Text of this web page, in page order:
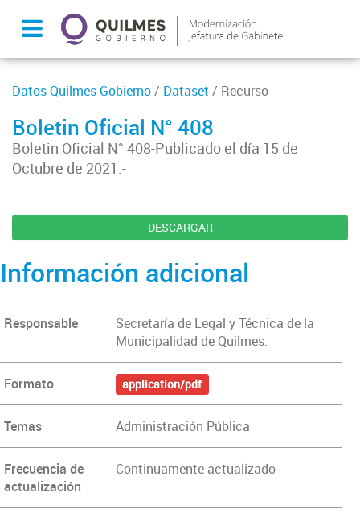
Datos Quilmes Gobierno/ Dataset / Recurso
Boletin Oficial N° 408
Boletin Oficial N° 408-Publicado el día 15 de
Octubre de 2021.-
DESCARGAR
Información adicional
Responsable
Secretaría de Legal y Técnica de la
Municipalidad de Quilmes.
Formato application/pdf
Temas Administración Pública
Frecuencia de
actualización
Continuamente actualizado